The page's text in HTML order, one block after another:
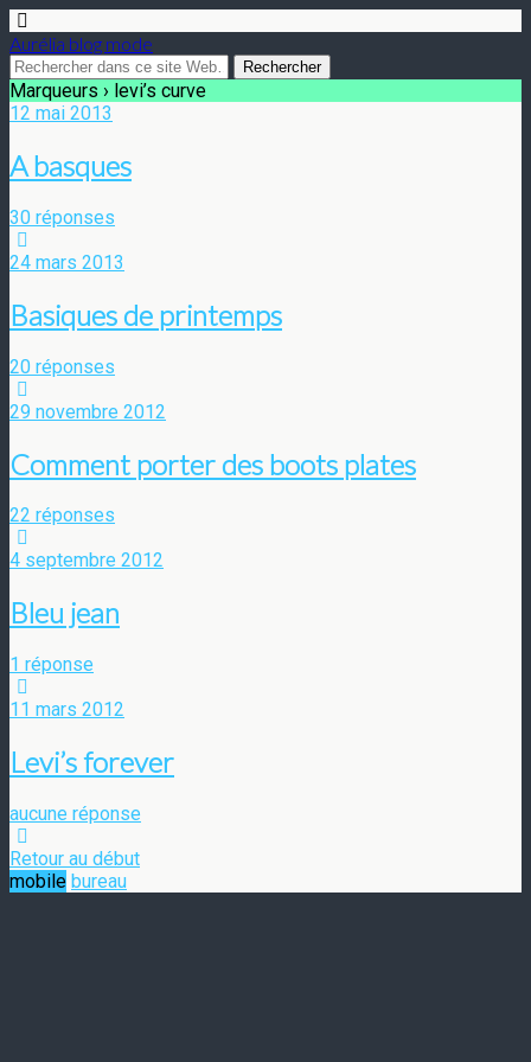
Aurélia blog mode
Marqueurs › levi’s curve
12 mai 2013
A basques
30 réponses
24 mars 2013
Basiques de printemps
20 réponses
29 novembre 2012
Comment porter des boots plates
22 réponses
4 septembre 2012
Bleu jean
1 réponse
11 mars 2012
Levi’s forever
aucune réponse
Retour au début
mobile bureau